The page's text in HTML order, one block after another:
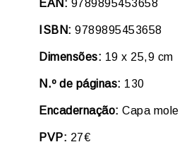
EAN: 9789895453658
ISBN: 9789895453658
Dimensões: 19 x 25,9 cm
N.º de páginas: 130
Encadernação: Capa mole
PVP: 27€